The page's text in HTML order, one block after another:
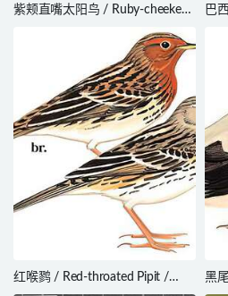
紫颊直嘴太阳鸟 / Ruby-cheeked
巴
红喉鹨 / Red-throated Pipit /
Anthus cervinus
黑